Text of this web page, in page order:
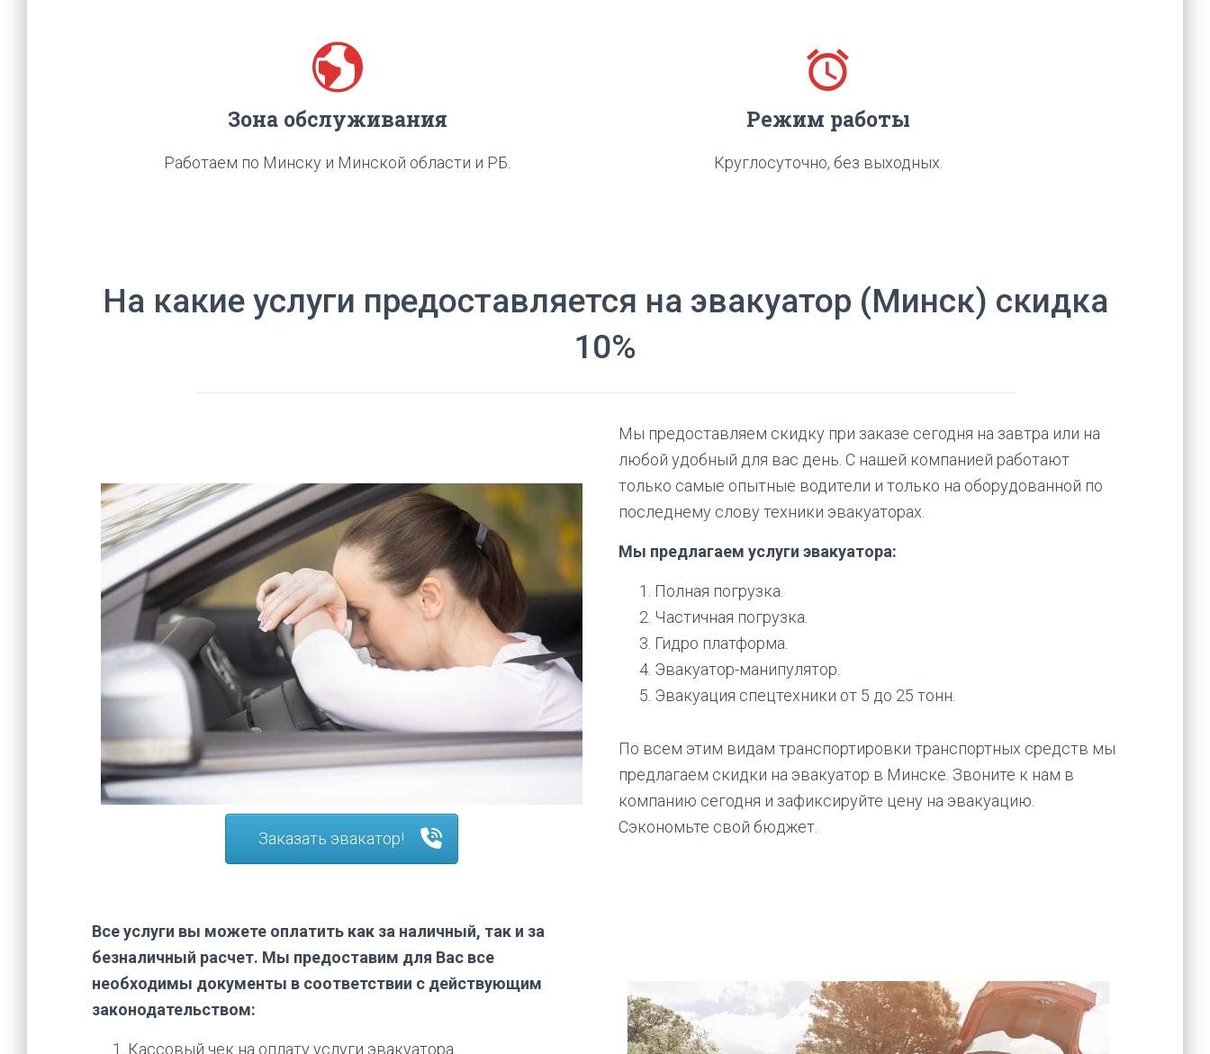
Зона обслуживания
Работаем по Минску и Минской области и РБ.
Режим работы
Круглосуточно, без выходных.
На какие услуги предоставляется на эвакуатор (Минск) скидка
10%
Заказать эвакатор!
Мы предоставляем скидку при заказе сегодня на завтра или на
любой удобный для вас день. С нашей компанией работают
только самые опытные водители и только на оборудованной по
последнему слову техники эвакуаторах.
Мы предлагаем услуги эвакуатора:
Полная погрузка.
Частичная погрузка.
Гидро платформа.
Эвакуатор-манипулятор.
Эвакуация спецтехники от 5 до 25 тонн.
По всем этим видам транспортировки транспортных средств мы
предлагаем скидки на эвакуатор в Минске. Звоните к нам в
компанию сегодня и зафиксируйте цену на эвакуацию.
Сэкономьте свой бюджет.
Все услуги вы можете оплатить как за наличный, так и за
безналичный расчет. Мы предоставим для Вас все
необходимы документы в соответствии с действующим
законодательством:
Кассовый чек на оплату услуги эвакуатора.